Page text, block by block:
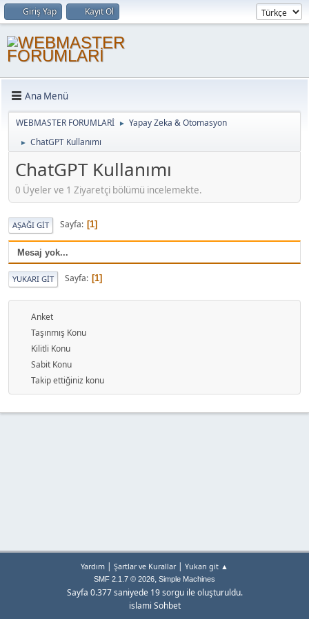
Giriş Yap Kayıt Ol
Ana Menü
WEBMASTER FORUMLARİ ► Yapay Zeka & Otomasyon
► ChatGPT Kullanımı
ChatGPT Kullanımı
0 Üyeler ve 1 Ziyaretçi bölümü incelemekte.
AŞAĞI GIT Sayfa 1
Mesaj yok...
YUKARI GIT Sayfa 1
Anket
Taşınmış Konu
Kilitli Konu
Sabit Konu
Takip ettiğiniz konu
Yardım | Şartlar ve Kurallar| Yukarı git ▲
SMF 2.1.7 © 2026, Simple Machines
Sayfa 0.377 saniyede 19 sorgu ile oluşturuldu.
islami Sohbet